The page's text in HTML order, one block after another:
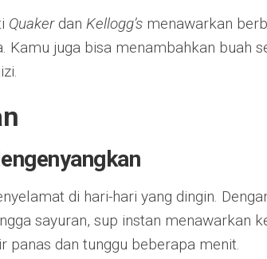
Quakerdan Kellogg’s menawarkan
Kamu juga bisa menambahkan buah
di hari-hari yang dingin.
sayuran, sup instan menawarkan
panas dan tunggu beberapa menit.